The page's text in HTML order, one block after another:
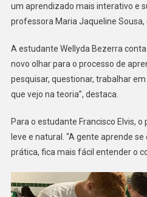
um aprendizado mais interativo e
professora Maria Jaqueline Sousa,
A estudante Wellyda Bezerra
novo olhar para o processo de
pesquisar, questionar, trabalhar
que vejo na teoria”, destaca.
Para o estudante Francisco Elvis,
leve e natural. “A gente aprende
prática, fica mais fácil entender o